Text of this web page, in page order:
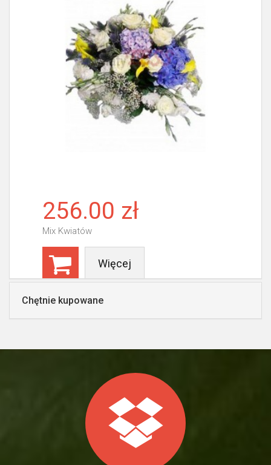
256.00 zł
Mix Kwiatów
Więcej
Chętnie kupowane